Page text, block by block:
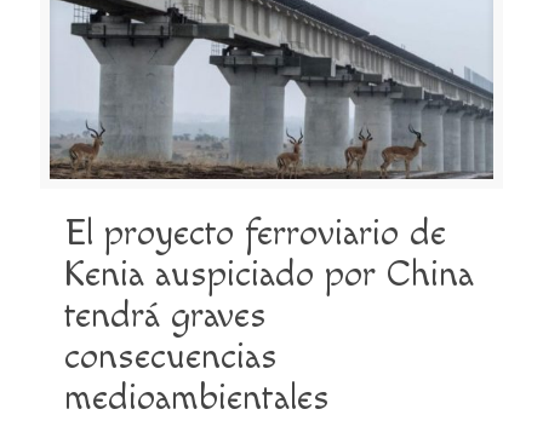
El proyecto ferroviario de
Kenia auspiciado por China
tendrá graves
consecuencias
medioambientales